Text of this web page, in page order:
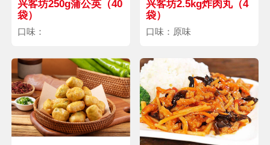
兴客坊250g蒲公英（40
袋）
口味：
兴客坊2.5kg炸肉丸（4
袋）
口味：原味